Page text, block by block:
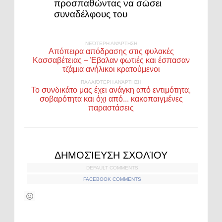
προσπαθώντας να σώσει
συναδέλφους του
ΝΕΌΤΕΡΗ ΑΝΆΡΤΗΣΗ
Απόπειρα απόδρασης στις φυλακές
Κασσαβέτειας – Έβαλαν φωτιές και έσπασαν
τζάμια ανήλικοι κρατούμενοι
ΠΑΛΑΙΌΤΕΡΗ ΑΝΆΡΤΗΣΗ
Το συνδικάτο μας έχει ανάγκη από εντιμότητα,
σοβαρότητα και όχι από... κακοπαιγμένες
παραστάσεις
ΔΗΜΟΣΊΕΥΣΗ ΣΧΟΛΊΟΥ
DEFAULT COMMENTS
FACEBOOK COMMENTS